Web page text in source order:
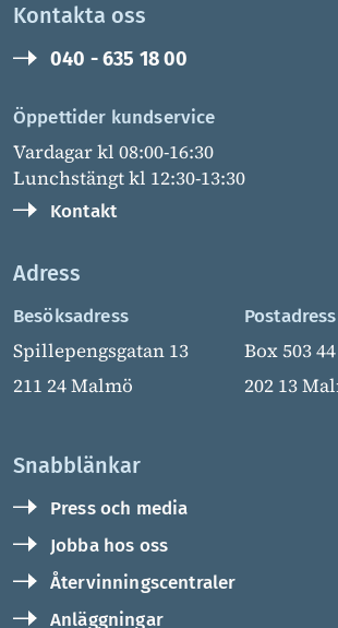
Kontakta oss
040 - 635 18 00
Öppettider kundservice
Vardagar kl 08:00-16:30
Lunchstängt kl 12:30-13:30
Kontakt
Adress
Besöksadress
Spillepengsgatan 13
211 24 Malmö
Postadress
Box 503 44
202 13
Snabblänkar
Press och media
Jobba hos oss
Återvinningscentraler
Anläggningar